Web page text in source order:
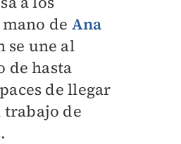
de Ana
se une al
de hasta
de llegar
trabajo de